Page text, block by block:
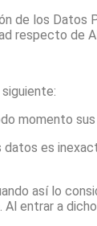
de los Datos
respecto de
momento
datos es
así lo
entrar a